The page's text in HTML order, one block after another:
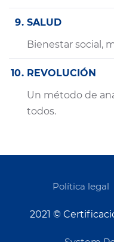
SALUD
Bienestar social,
REVOLUCIÓN
Un método de
todos.
Política legal
2021 ©